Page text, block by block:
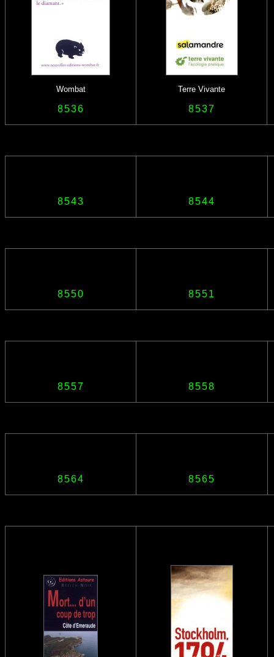
Wombat Terre Vivante
8536 8537
8543 8544
8550 8551
8557 8558
8564 8565